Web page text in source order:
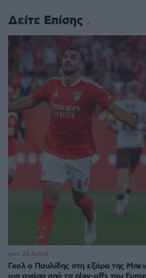
Δείτε Επίσης
Γκολ ο Παυλίδης στη εξάρα της
πριν 26 λεπτά